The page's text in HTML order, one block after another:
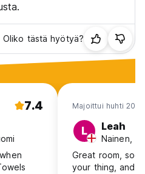
Oliko tästä hyötyä?
7.4 Majoittui huhti 2026
L Leah
Nainen,
Great room,
your thing, and